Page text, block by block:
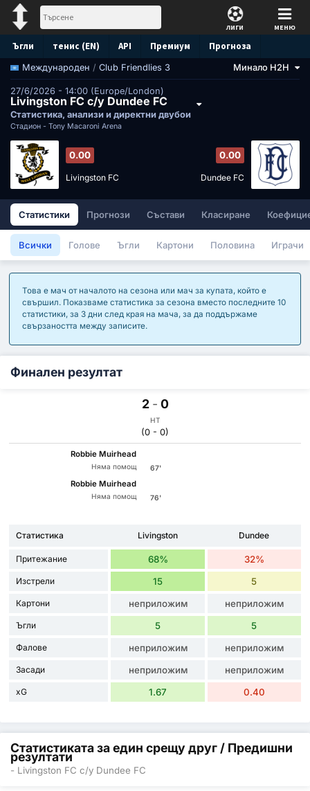
ЛИГИ МЕНЮ
Ъгли тенис (EN) API Премиум Прогноза
Международен / Club Friendlies 3 Минало H2H
27/6/2026 - 14:00 (Europe/London)
Livingston FC с/у Dundee FC
Статистика, анализи и директни двубои
Стадион - Tony Macaroni Arena
0.00
Livingston FC
0.00
Dundee FC
Статистики Прогнози Състави Класиране
Всички Голове Ъгли Картони Половина Играчи
Това е мач от началото на сезона или мач за купата, който е
свършил. Показваме статистика за сезона вместо последните 10
статистики, за 3 дни след края на мача, за да поддържаме
свързаността между записите.
Финален резултат
2 - 0
HT
(0 - 0)
Robbie Muirhead
Няма помощ 67'
Robbie Muirhead
Няма помощ 76'
Статистика Livingston Dundee
Притежание 68% 32%
Изстрели 15 5
Картони неприложим неприложим
Ъгли 5 5
Фалове неприложим неприложим
Засади неприложим неприложим
xG 1.67 0.40
Статистиката за един срещу друг / Предишни
резултати
- Livingston FC с/у Dundee FC